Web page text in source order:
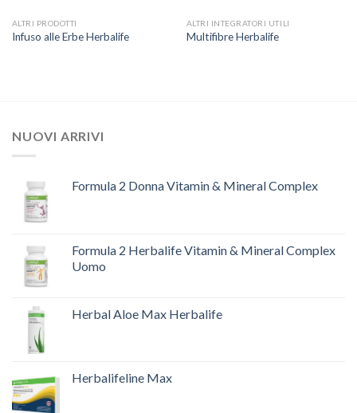
ALTRI PRODOTTI
Infuso alle Erbe Herbalife
ALTRI INTEGRATORI UTILI
Multifibre Herbalife
NUOVI ARRIVI
Formula 2 Donna Vitamin & Mineral Complex
Formula 2 Herbalife Vitamin & Mineral Complex
Uomo
Herbal Aloe Max Herbalife
Herbalifeline Max